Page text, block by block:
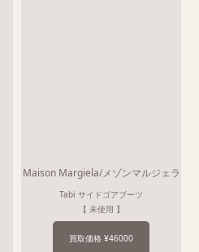
Maison Margiela/メゾンマルジェラ
Tabi サイドゴアブーツ
【 未使用 】
買取価格 ¥46000